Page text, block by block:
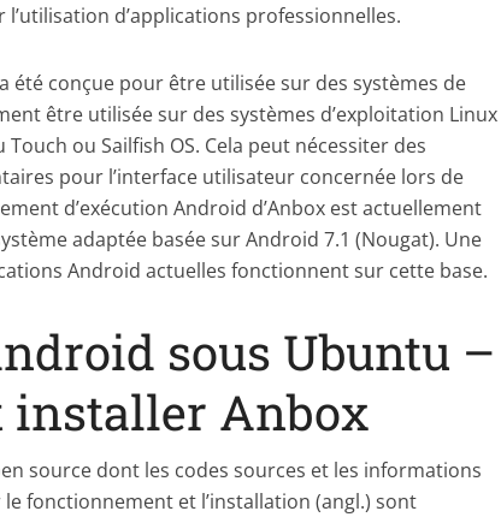
d’applications professionnelles.
été conçue pour être utilisée sur des systèmes de
être utilisée sur des systèmes d’exploitation Linux
ou Sailfish OS. Cela peut nécessiter des
pour l’interface utilisateur concernée lors de
d’exécution Android d’Anbox est actuellement
adaptée basée sur Android 7.1 (Nougat). Une
Android actuelles fonctionnent sur cette base.
sous Ubuntu –
installer Anbox
source dont les codes sources et les informations
le fonctionnement et l’installation (angl.) sont